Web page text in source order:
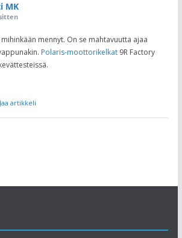
MK
mennyt. On se mahtavuutta ajaa
Polaris-moottorikelkat9R Factory
Jaa artikkeli